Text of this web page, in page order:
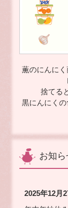
薫のにんに
捨てる
黒にんにく
お知ら
2025年12月